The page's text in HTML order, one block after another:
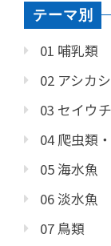
テーマ別
01 哺乳類
02 アシカ
03 セイウ
04 爬虫類
05 海水魚
06 淡水魚
07 鳥類